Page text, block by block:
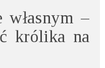
–
królika na